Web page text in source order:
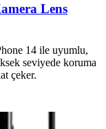
Lens
14 ile uyumlu,
seviyede koruma
çeker.